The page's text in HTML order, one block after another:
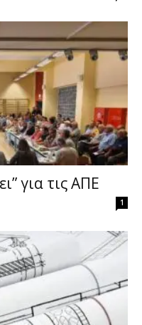
για τις ΑΠΕ
1